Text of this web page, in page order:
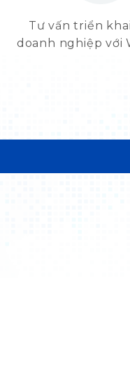
Tư vấn triển
doanh nghiệp với